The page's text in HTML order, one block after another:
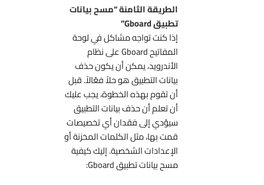
الطريقة الثامنة “مسح بيانات
تطبيق Gboard”
إذا كنت تواجه مشاكل في لوحة
المفاتيح Gboard على نظام
الأندرويد، يمكن أن يكون حذف
بيانات التطبيق هو حلاً فعّالاً. قبل
أن تقوم بهذه الخطوة، يجب عليك
أن تعلم أن حذف بيانات التطبيق
سيؤدي إلى فقدان أي تخصيصات
قمت بها، مثل الكلمات المخزنة أو
الإعدادات الشخصية. إليك كيفية
مسح بيانات تطبيق Gboard: